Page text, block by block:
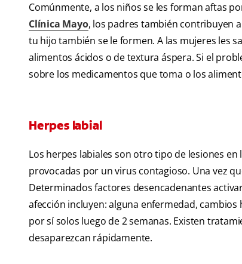
Comúnmente, a los niños se les forman aftas
Clínica Mayo, los padres también contribuyen
tu hijo también se le formen. A las mujeres les
alimentos ácidos o de textura áspera. Si el
sobre los medicamentos que toma o los
Herpes labial
Los herpes labiales son otro tipo de lesiones en
provocadas por un virus contagioso. Una vez
Determinados factores desencadenantes
afección incluyen: alguna enfermedad,
por sí solos luego de 2 semanas. Existen
desaparezcan rápidamente.